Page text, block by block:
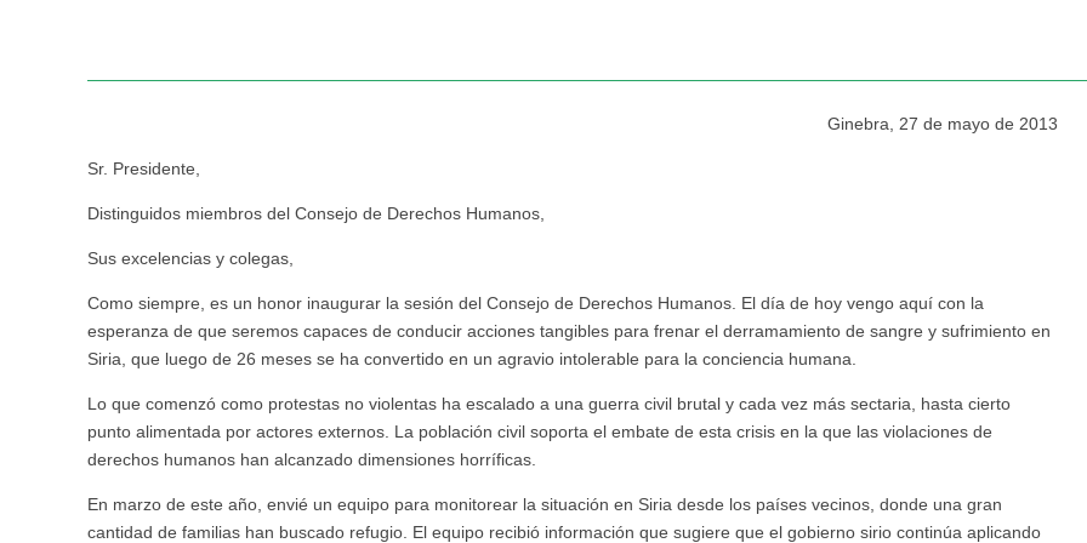
Ginebra, 27 de mayo de 2013
Sr. Presidente,
Distinguidos miembros del Consejo de Derechos Humanos,
Sus excelencias y colegas,
Como siempre, es un honor inaugurar la sesión del Consejo de Derechos Humanos. El día de hoy vengo aquí con la
esperanza de que seremos capaces de conducir acciones tangibles para frenar el derramamiento de sangre y sufrimiento en
Siria, que luego de 26 meses se ha convertido en un agravio intolerable para la conciencia humana.
Lo que comenzó como protestas no violentas ha escalado a una guerra civil brutal y cada vez más sectaria, hasta cierto
punto alimentada por actores externos. La población civil soporta el embate de esta crisis en la que las violaciones de
derechos humanos han alcanzado dimensiones horríficas.
En marzo de este año, envié un equipo para monitorear la situación en Siria desde los países vecinos, donde una gran
cantidad de familias han buscado refugio. El equipo recibió información que sugiere que el gobierno sirio continúa aplicando